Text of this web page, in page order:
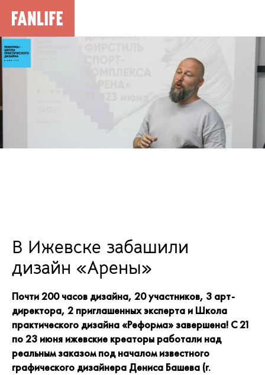
В Ижевске забашили
дизайн «Арены»
Почти 200 часов дизайна, 20 участников, 3 арт-
директора, 2 приглашенных эксперта и Школа
практического дизайна «Реформа»завершена! С 21
по 23 июня ижевские креаторы работали над
реальным заказом под началом известного
графического дизайнера Дениса Башева (г.